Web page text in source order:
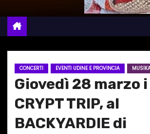
CONCERTI EVENTI UDINE E PROVINCIA
Giovedì 28 marzo
CRYPT TRIP, al
BACKYARDIE di